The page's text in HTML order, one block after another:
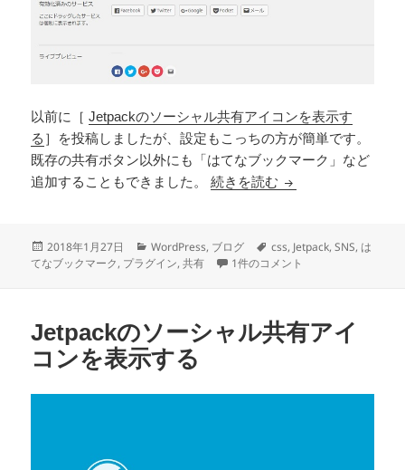
以前に［Jetpackのソーシャル共有アイコンを表示す
る ］を投稿しましたが、設定もこっちの方が簡単です。
既存の共有ボタン以外にも「はてなブックマーク」など
追加することもできました。続きを読む Jetpackの共有ボタ
投
稿
2018年1月27日
カ
テ
WordPress, ブログ
タ
グ
css, Jetpack,SNS, は
てなブックマーク, プラグイン,共有 Jetpackの共有ボタンをカスタマイ
1件のコメント
Jetpackのソーシャル共有アイ
コンを表示する